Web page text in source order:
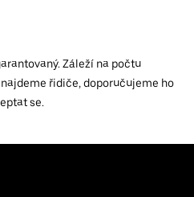
Záleží na počtu
řidiče, doporučujeme ho
se.